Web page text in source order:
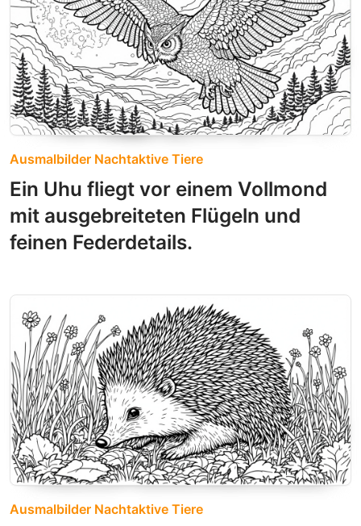
Ausmalbilder Nachtaktive Tiere
Ein Uhu fliegt vor einem Vollmond
mit ausgebreiteten Flügeln und
feinen Federdetails.
Ausmalbilder Nachtaktive Tiere